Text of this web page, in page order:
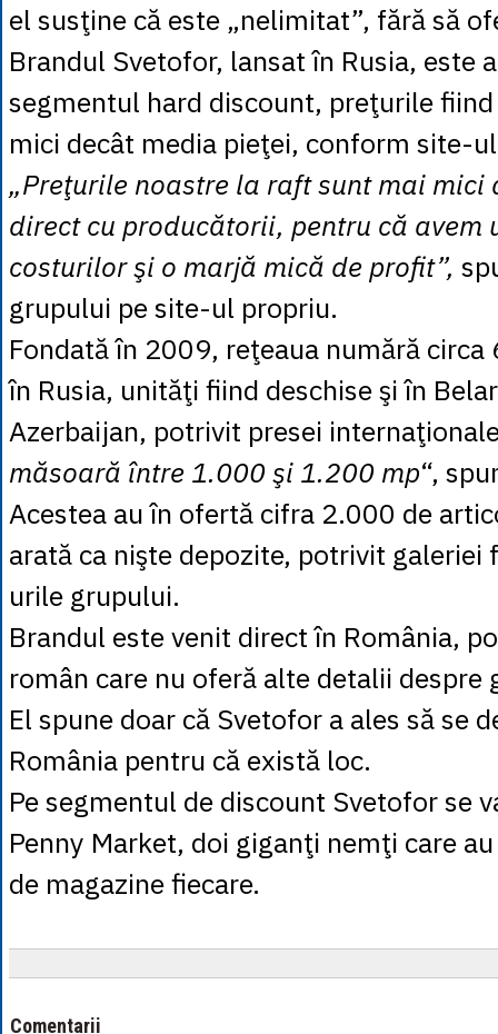
el susţine că este „nelimitat”, fără să
Brandul Svetofor, lansat în Rusia, este
segmentul hard discount, preţurile
mici decât media pieţei, conform site-
„Preţurile noastre la raft sunt mai mici
direct cu producătorii, pentru că avem
costurilor şi o marjă mică de profit”,
grupului pe site-ul propriu.
Fondată în 2009, reţeaua numără circa
în Rusia, unităţi fiind deschise şi în
Azerbaijan, potrivit presei
măsoară între 1.000 şi 1.200 mp“,
Acestea au în ofertă cifra 2.000 de
arată ca nişte depozite, potrivit galeriei
urile grupului.
Brandul este venit direct în România,
român care nu oferă alte detalii despre
El spune doar că Svetofor a ales să se
România pentru că există loc.
Pe segmentul de discount Svetofor se
Penny Market, doi giganţi nemţi care
de magazine fiecare.
Comentarii